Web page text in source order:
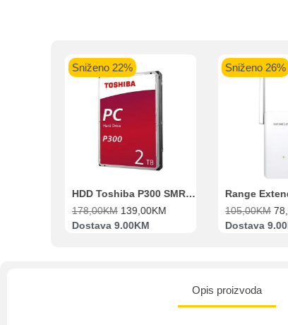
Sniženo 22%
HDD Toshiba P300 SMR 3.5″ 2TB SATA III
KM 139,00 KM
Dostava 9.00KM
Sniženo 26%
KM 78,00KM
Dostava 9.00KM
Opis proizvoda